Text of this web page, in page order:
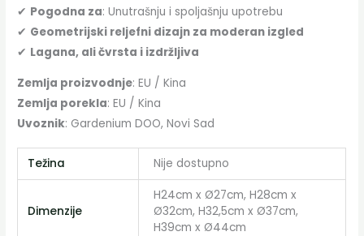
✔ Pogodna za: Unutrašnju i spoljašnju upotrebu
✔ Geometrijski reljefni dizajn za moderan izgled
✔ Lagana, ali čvrsta i izdržljiva
Zemlja proizvodnje: EU / Kina
Zemlja porekla: EU / Kina
Uvoznik: Gardenium DOO, Novi Sad
Težina Nije dostupno
Dimenzije
H24cm x Ø27cm, H28cm x
Ø32cm, H32,5cm x Ø37cm,
H39cm x Ø44cm